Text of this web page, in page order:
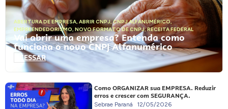
ABERTURA DE EMPRESA, ABRIR CNPJ,CNPJ ALFANUMÉRICO,
EMPREENDEDORISMO, NOVO FORMATO DE CNPJ,RECEITA FEDERAL
Vai abrir uma empresa? Entenda como
funciona o novo CNPJ Alfanumérico
ACESSAR
Como ORGANIZAR sua EMPRESA. Reduzir
erros e crescer com SEGURANÇA.
Sebrae Paraná 12/05/2026